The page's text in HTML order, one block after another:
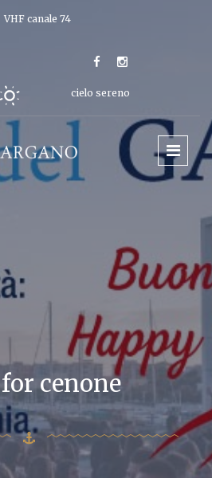
VHF canale 74
cielo sereno
cenone